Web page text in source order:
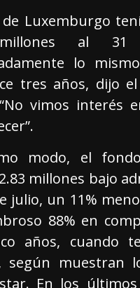
Luxemburgo
al
lo
tres años, dijo
vimos interés
modo, el
millones bajo
julio, un 11%
88% en
años, cuando
según muestran
En los